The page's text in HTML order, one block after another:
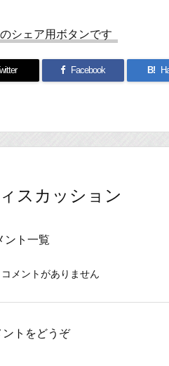
シェア用ボタンです
Facebook B!
スカッション
ント一覧
コメントがありません
ントをどうぞ